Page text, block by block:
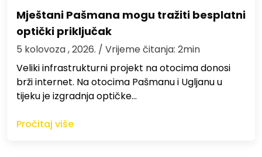
Mještani Pašmana mogu tražiti besplatni
optički priključak
5 kolovoza , 2026. / Vrijeme čitanja: 2min
Veliki infrastrukturni projekt na otocima donosi
brži internet. Na otocima Pašmanu i Ugljanu u
tijeku je izgradnja optičke…
Pročitaj više